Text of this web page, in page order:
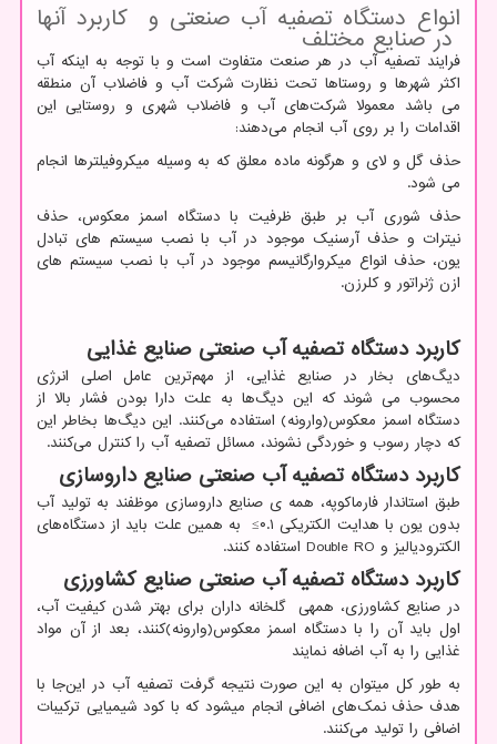
انواع دستگاه تصفیه آب صنعتی و کاربرد آنها
در صنایع مختلف
فرایند تصفیه آب در هر صنعت متفاوت است و با توجه به اینکه آب
اکثر شهرها و روستاها تحت نظارت شرکت آب و فاضلاب آن منطقه
می باشد معمولا شرکت‌های آب و فاضلاب شهری و روستایی این
اقدامات را بر روی آب انجام می‌دهند:
حذف گل ‌و لای و هرگونه ماده معلق که به وسیله میکروفیلترها انجام
می شود.
حذف شوری آب بر طبق ظرفیت با دستگاه اسمز معکوس، حذف
نیترات و حذف آرسنیک موجود در آب با نصب سیستم های تبادل
یون، حذف انواع میکروارگانیسم‌ موجود در آب با نصب سیستم های
ازن ژنراتور و کلرزن.
کاربرد دستگاه تصفیه آب صنعتی صنایع غذایی
دیگ‌های بخار در صنایع غذایی، از مهم‌ترین عامل اصلی انرژی
محسوب می شوند که این دیگ‌ها به علت دارا بودن فشار بالا از
دستگاه اسمز معکوس(وارونه) استفاده می‌کنند. این دیگ‌ها بخاطر این
‌که دچار رسوب و خوردگی نشوند، مسائل تصفیه آب را کنترل می‌کنند.
کاربرد دستگاه تصفیه آب صنعتی صنایع داروسازی
طبق استاندار فارماکوپه، همه ی صنایع داروسازی موظفند به تولید آب
بدون یون با هدایت الکتریکی ۰.۱≥ به همین علت باید از دستگاه‌های
الکترودیالیز و Double RO استفاده کنند.
کاربرد دستگاه تصفیه آب صنعتی صنایع کشاورزی
در صنایع کشاورزی، همهی گلخانه‌ داران برای بهتر شدن کیفیت آب،
اول باید آن را با دستگاه اسمز معکوس(وارونه)کنند، بعد از آن مواد
غذایی را به آب اضافه نمایند
به طور کل میتوان به این صورت نتیجه گرفت تصفیه آب در این‌جا با
هدف حذف نمک‌های اضافی انجام میشود که با کود شیمیایی ترکیبات
اضافی را تولید می‌کنند.